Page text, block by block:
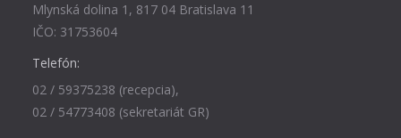
Mlynská dolina 1, 817 04 Bratislava 11
IČO: 31753604
Telefón:
02 / 59375238 (recepcia),
02 / 54773408 (sekretariát GR)